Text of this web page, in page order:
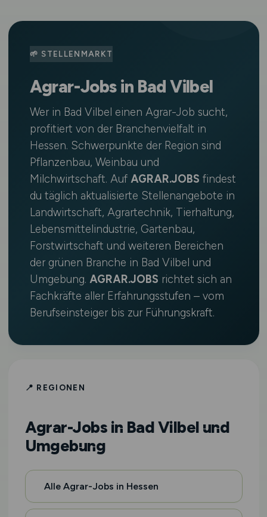
🌱 STELLENMARKT
Agrar-Jobs in Bad Vilbel
Wer in Bad Vilbel einen Agrar-Job sucht,
profitiert von der Branchenvielfalt in
Hessen. Schwerpunkte der Region sind
Pflanzenbau, Weinbau und
Milchwirtschaft. Auf AGRAR.JOBS findest
du täglich aktualisierte Stellenangebote in
Landwirtschaft, Agrartechnik, Tierhaltung,
Lebensmittelindustrie, Gartenbau,
Forstwirtschaft und weiteren Bereichen
der grünen Branche in Bad Vilbel und
Umgebung. AGRAR.JOBS richtet sich an
Fachkräfte aller Erfahrungsstufen – vom
Berufseinsteiger bis zur Führungskraft.
📍 REGIONEN
Agrar-Jobs in Bad Vilbel und
Umgebung
Alle Agrar-Jobs in Hessen